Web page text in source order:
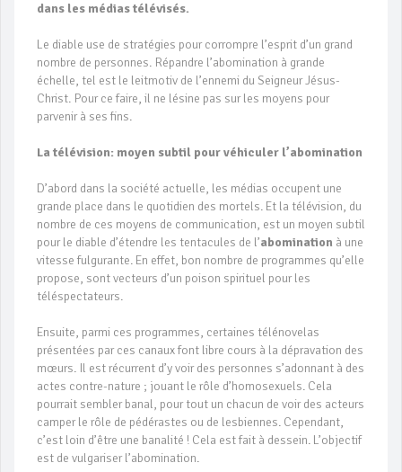
dans les médias télévisés.
Le diable use de stratégies pour corrompre l’esprit d’un grand
nombre de personnes. Répandre l’abomination à grande
échelle, tel est le leitmotiv de l’ennemi du Seigneur Jésus-
Christ. Pour ce faire, il ne lésine pas sur les moyens pour
parvenir à ses fins.
La télévision: moyen subtil pour véhiculer l’abomination
D’abord dans la société actuelle, les médias occupent une
grande place dans le quotidien des mortels. Et la télévision, du
nombre de ces moyens de communication, est un moyen subtil
pour le diable d’étendre les tentacules de l’abomination à une
vitesse fulgurante. En effet, bon nombre de programmes qu’elle
propose, sont vecteurs d’un poison spirituel pour les
téléspectateurs.
Ensuite, parmi ces programmes, certaines télénovelas
présentées par ces canaux font libre cours à la dépravation des
mœurs. Il est récurrent d’y voir des personnes s’adonnant à des
actes contre-nature ; jouant le rôle d’homosexuels. Cela
pourrait sembler banal, pour tout un chacun de voir des acteurs
camper le rôle de pédérastes ou de lesbiennes. Cependant,
c’est loin d’être une banalité ! Cela est fait à dessein. L’objectif
est de vulgariser l’abomination.